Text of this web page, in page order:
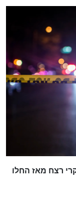
רצח מאז החלו